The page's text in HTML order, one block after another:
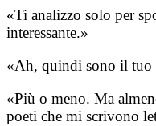
«Ti analizzo solo per
interessante.»
«Ah, quindi sono il tuo
«Più o meno. Ma
poeti che mi scrivono